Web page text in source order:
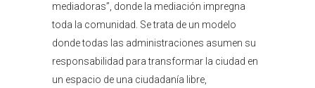
mediadoras”, donde la mediación impregna
toda la comunidad. Se trata de un modelo
donde todas las administraciones asumen su
responsabilidad para transformar la ciudad en
un espacio de una ciudadanía libre,